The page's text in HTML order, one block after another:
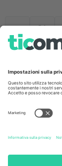
Ticombo
Mimi Balkanska
base alla
pagina specifica